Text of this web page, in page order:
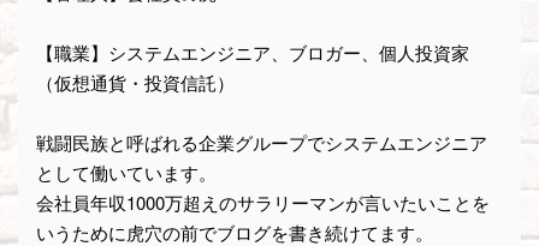
【職業】システムエンジニア、ブロガー、個人投資家
（仮想通貨・投資信託）
戦闘民族と呼ばれる企業グループでシステムエンジニア
として働いています。
会社員年収1000万超えのサラリーマンが言いたいことを
いうために虎穴の前でブログを書き続けてます。